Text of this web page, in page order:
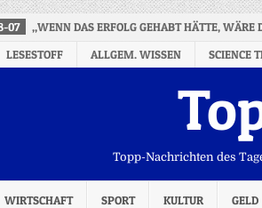
07 „WENN DAS ERFOLG GEHABT HÄTTE, WÄRE
LESESTOFF ALLGEM. WISSEN SCIENCE
Topp-Nachrichten des
WIRTSCHAFT SPORT KULTUR GELD